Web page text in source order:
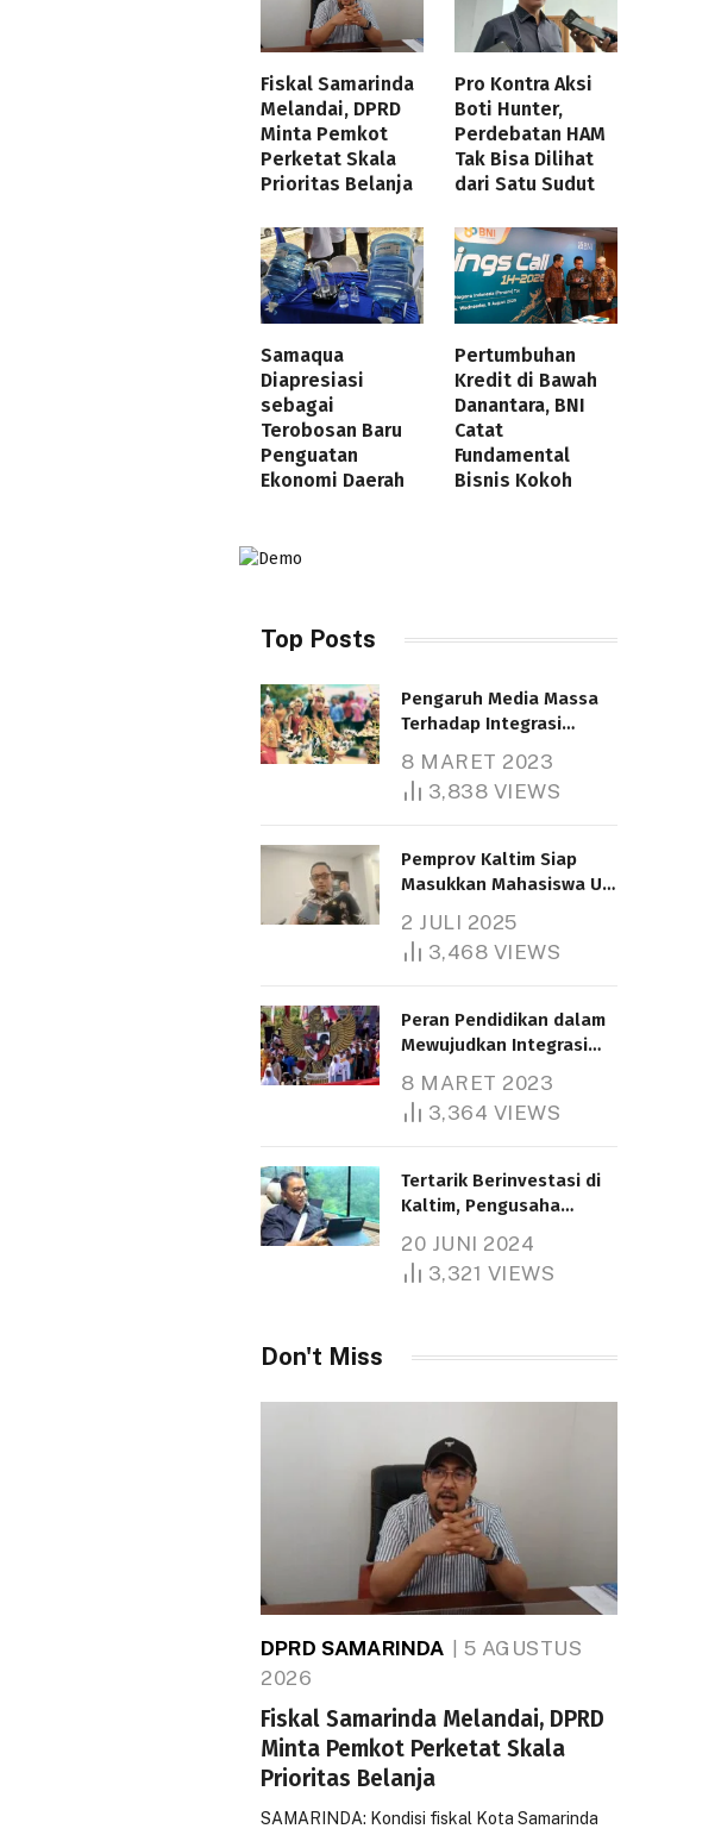
Fiskal Samarinda
Melandai, DPRD
Minta Pemkot
Perketat Skala
Prioritas Belanja
Pro Kontra Aksi
Boti Hunter,
Perdebatan HAM
Tak Bisa Dilihat
dari Satu Sudut
Samaqua
Diapresiasi
sebagai
Terobosan Baru
Penguatan
Ekonomi Daerah
Pertumbuhan
Kredit di Bawah
Danantara, BNI
Catat
Fundamental
Bisnis Kokoh
Top Posts
Pengaruh Media Massa
Terhadap Integrasi
8 MARET 2023
3,838 VIEWS
Pemprov Kaltim Siap
Masukkan Mahasiswa UT
Bantuan Pendidikan
Gratispol
2 JULI 2025
3,468 VIEWS
Peran Pendidikan dalam
Mewujudkan Integrasi
8 MARET 2023
3,364 VIEWS
Tertarik Berinvestasi di
Kaltim, Pengusaha
1.000 Hektare
20 JUNI 2024
3,321 VIEWS
Don't Miss
DPRD SAMARINDA
5 AGUSTUS
2026
Fiskal Samarinda Melandai, DPRD
Minta Pemkot Perketat Skala
Prioritas Belanja
SAMARINDA: Kondisi fiskal Kota Samarinda